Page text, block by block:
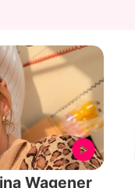
Wagener